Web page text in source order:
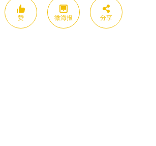
赞 微海报 分享